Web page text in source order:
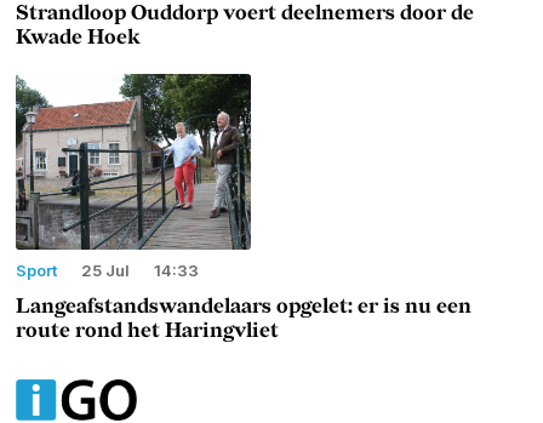
Strandloop Ouddorp voert deelnemers door de
Kwade Hoek
Sport 25 Jul 14:33
Langeafstandswandelaars opgelet: er is nu een
route rond het Haringvliet